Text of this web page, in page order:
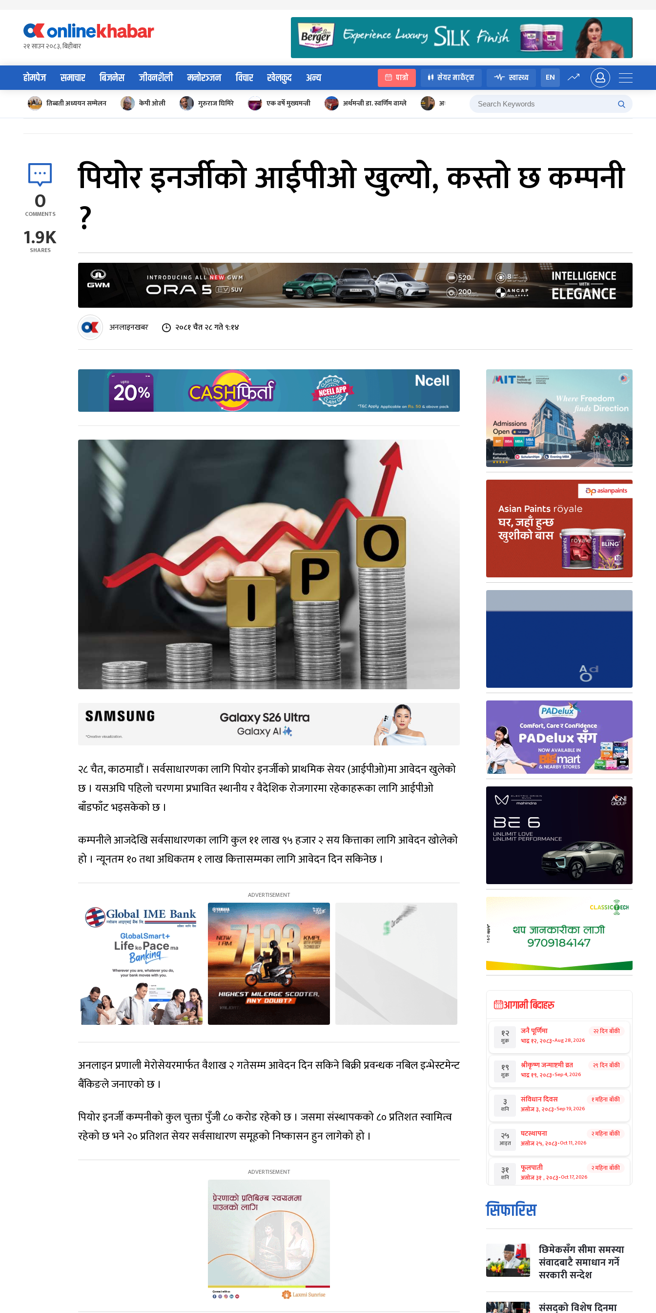
content२१ साउन २०८३, बिहीबार
होमपेज समाचार बिजनेस जीवनशैली मनोरञ्जन विचार खेलकुद अन्य पात्रो सेयर मार्केट्स स्वास्थ्य EN
तिब्बती अध्ययन सम्मेलन केपी ओली गुरुराज घिमिरे एक वर्षे मुख्यमन्त्री अर्थमन्त्री डा. स्वर्णिम वाग्ले अध्यादेश
0
COMMENTS
1.9K
SHARES
पियोर इनर्जीको आईपीओ खुल्यो, कस्तो छ कम्पनी
?
अनलाइनखबर २०८१ चैत २८ गते ९:१४
२८ चैत, काठमाडौं । सर्वसाधारणका लागि पियोर इनर्जीको प्राथमिक सेयर (आईपीओ)मा आवेदन खुलेको
छ । यसअघि पहिलो चरणमा प्रभावित स्थानीय र वैदेशिक रोजगारमा रहेकाहरूका लागि आईपीओ
बाँडफाँट भइसकेको छ ।
कम्पनीले आजदेखि सर्वसाधारणका लागि कुल ११ लाख ९५ हजार २ सय कित्ताका लागि आवेदन खोलेको
हो । न्यूनतम १० तथा अधिकतम १ लाख कित्तासम्मका लागि आवेदन दिन सकिनेछ ।
अनलाइन प्रणाली मेरोसेयरमार्फत वैशाख २ गतेसम्म आवेदन दिन सकिने बिक्री प्रवन्धक नबिल इन्भेस्टमेन्ट
बैंकिङले जनाएको छ ।
पियोर इनर्जी कम्पनीको कुल चुक्ता पुँजी ८० करोड रहेको छ । जसमा संस्थापकको ८० प्रतिशत स्वामित्व
रहेको छ भने २० प्रतिशत सेयर सर्वसाधारण समूहको निष्कासन हुन लागेको हो ।
आगामी बिदाहरु
१२
शुक्र
जनै पूर्णिमा
भाद्र १२, २०८३-Aug 28, 2026
२२ दिन बाँकी
१९
शुक्र
श्रीकृष्ण जन्माष्टमी व्रत
भाद्र १९, २०८३-Sep 4, 2026
२९ दिन बाँकी
३
शनि
संविधान दिवस
असोज ३, २०८३-Sep 19, 2026
१ महिना बाँकी
२५
आइत
घटस्थापना
असोज २५, २०८३-Oct 11, 2026
२ महिना बाँकी
३१
शनि
फूलपाती
असोज ३१ , २०८३-Oct 17, 2026
२ महिना बाँकी
१
आइत
कार्तिक सङ्क्रान्ति
कार्तिक १, २०८३
मंगल कार्तिक ३, २०८३-Oct 20, 2026
४ विजयादशमी
कार्तिक ४, २०८३- Oct 21, 2026
२ महिना बाँकी
५ पापा‌ङ्कुशा एकादशी व्रत २ महिना बाँकी
सिफारिस
छिमेकसँग सीमा समस्या
संवादबाटै समाधान गर्ने
सरकारी सन्देश
संसद्को विशेष दिनमा